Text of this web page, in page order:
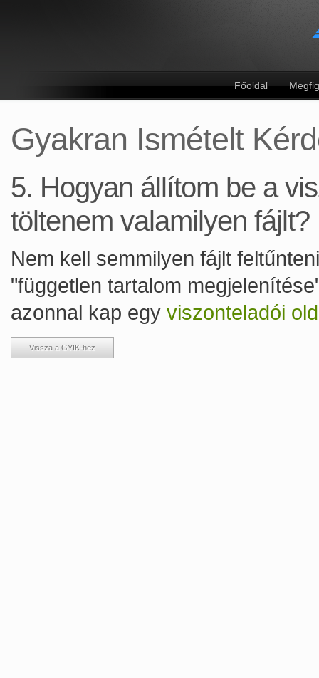
Főoldal
Gyakran Ismételt
5. Hogyan állítom be a
töltenem valamilyen fájlt?
Nem kell semmilyen fájlt
"független tartalom
azonnal kap egy viszonteladói
Vissza a GYIK-hez